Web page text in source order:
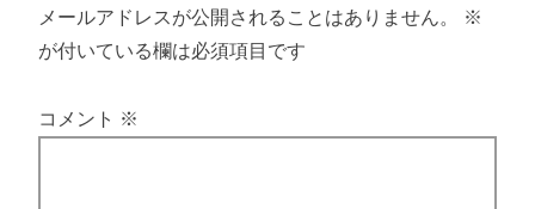
メールアドレスが公開されることはありません。
※
が付いている欄は必須項目です
コメント ※